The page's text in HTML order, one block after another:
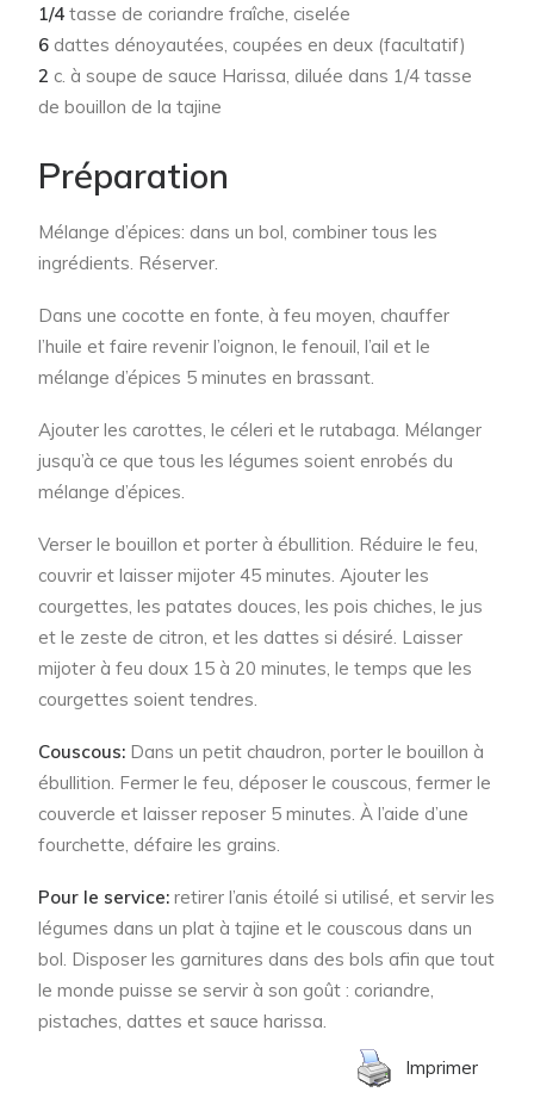
1/4 tasse de coriandre fraîche, ciselée
6 dattes dénoyautées, coupées en deux (facultatif)
2 c. à soupe de sauce Harissa, diluée dans 1/4 tasse
de bouillon de la tajine
Préparation
Mélange d’épices: dans un bol, combiner tous les
ingrédients. Réserver.
Dans une cocotte en fonte, à feu moyen, chauffer
l’huile et faire revenir l’oignon, le fenouil, l’ail et le
mélange d’épices 5 minutes en brassant.
Ajouter les carottes, le céleri et le rutabaga. Mélanger
jusqu’à ce que tous les légumes soient enrobés du
mélange d’épices.
Verser le bouillon et porter à ébullition. Réduire le feu,
couvrir et laisser mijoter 45 minutes. Ajouter les
courgettes, les patates douces, les pois chiches, le jus
et le zeste de citron, et les dattes si désiré. Laisser
mijoter à feu doux 15 à 20 minutes, le temps que les
courgettes soient tendres.
Couscous: Dans un petit chaudron, porter le bouillon à
ébullition. Fermer le feu, déposer le couscous, fermer le
couvercle et laisser reposer 5 minutes. À l’aide d’une
fourchette, défaire les grains.
Pour le service: retirer l’anis étoilé si utilisé, et servir les
légumes dans un plat à tajine et le couscous dans un
bol. Disposer les garnitures dans des bols afin que tout
le monde puisse se servir à son goût : coriandre,
pistaches, dattes et sauce harissa.
Imprimer